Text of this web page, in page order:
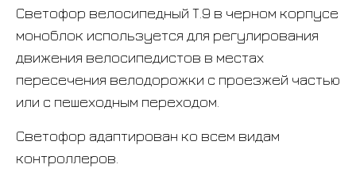
Светофор велосипедный Т.9 в черном корпусе
моноблок используется для регулирования
движения велосипедистов в местах
пересечения велодорожки с проезжей частью
или с пешеходным переходом.
Светофор адаптирован ко всем видам
контроллеров.